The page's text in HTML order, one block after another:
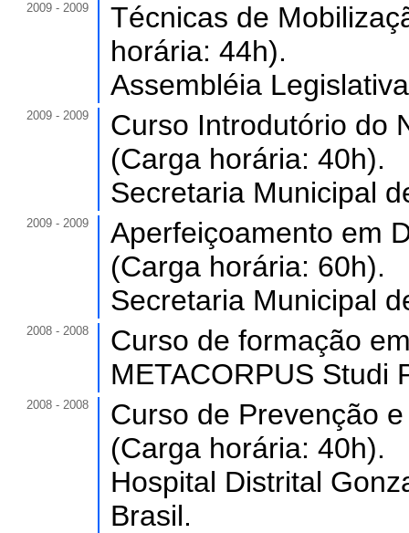
2009 - 2009
Técnicas de
horária: 44h).
Assembléia
2009 - 2009
Curso Introdutório do
(Carga horária: 40h).
Secretaria Municipal
2009 - 2009
Aperfeiçoamento em
(Carga horária: 60h).
Secretaria Municipal
2008 - 2008
Curso de formação
METACORPUS Studi
2008 - 2008
Curso de Prevenção
(Carga horária: 40h).
Hospital Distrital
Brasil.